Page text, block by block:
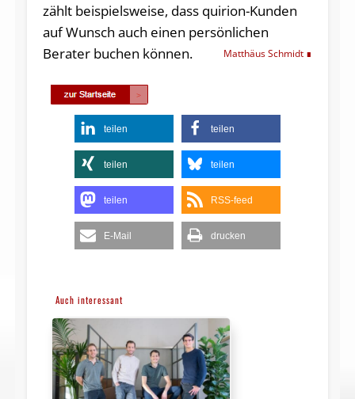
zählt beispielsweise, dass quirion-Kunden
auf Wunsch auch einen persönlichen
Berater buchen können.
Matthäus Schmidt
teilen teilen
teilen teilen
teilen RSS-feed
E-Mail drucken
Auch interessant